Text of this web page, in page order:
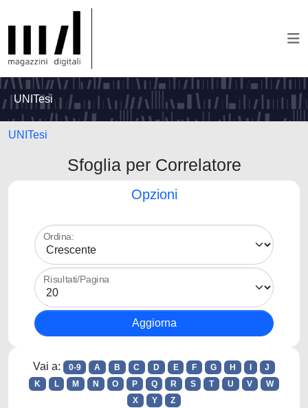
UNITesi
UNITesi
Sfoglia per Correlatore
Opzioni
Ordina:
Risultati/Pagina
Vai a: 0-9 A B C D E F G H
J
K
L M N O P Q R S T U V
W
X
Y Z